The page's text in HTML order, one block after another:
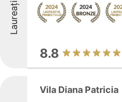
Laureați
8.8
Vila Diana Patricia